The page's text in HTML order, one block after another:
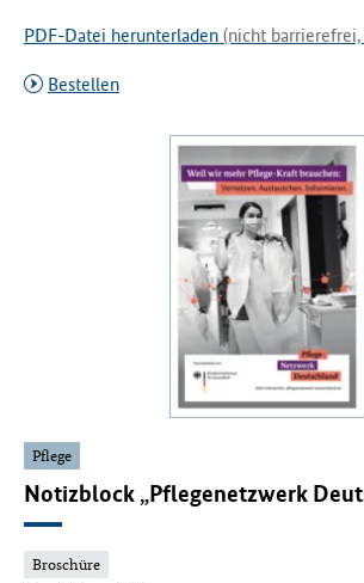
PDF-Datei herunterladen (nicht
Bestellen
Pflege
Notizblock „Pflegenetzwerk
Broschüre